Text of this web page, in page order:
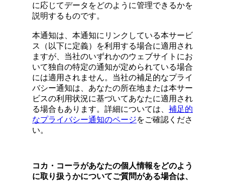
に応じてデータをどのように管理できるかを
説明するものです。
本通知は、本通知にリンクしている本サービ
ス（以下に定義）を利用する場合に適用され
ますが、当社のいずれかのウェブサイトにお
いて独自の特定の通知が定められている場合
には適用されません。当社の補足的なプライ
バシー通知は、あなたの所在地または本サー
ビスの利用状況に基づいてあなたに適用され
る場合もあります。詳細については、 補足的
なプライバシー通知のページをご確認くださ
い。
コカ・コーラがあなたの個人情報をどのよう
に取り扱うかについてご質問がある場合は、